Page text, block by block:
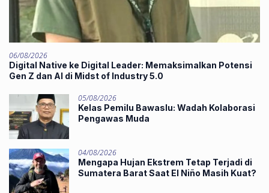
06/08/2026
Digital Native ke Digital Leader: Memaksimalkan Potensi
Gen Z dan AI di Midst of Industry 5.0
05/08/2026
Kelas Pemilu Bawaslu: Wadah Kolaborasi
Pengawas Muda
04/08/2026
Mengapa Hujan Ekstrem Tetap Terjadi di
Sumatera Barat Saat El Niño Masih Kuat?